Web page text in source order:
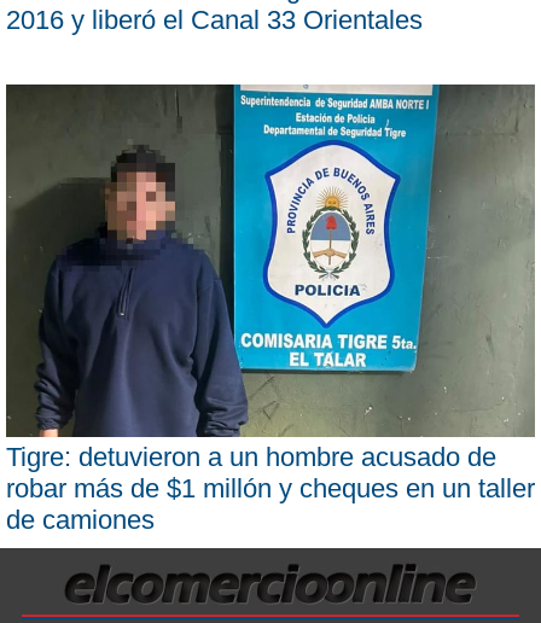
2016 y liberó el Canal 33 Orientales
Tigre: detuvieron a un hombre acusado de
robar más de $1 millón y cheques en un taller
de camiones